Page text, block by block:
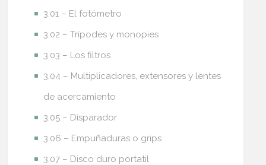
3.01 – El fotómetro
3.02 – Trípodes y monopies
3.03 – Los filtros
3.04 – Multiplicadores, extensores y lentes
de acercamiento
3.05 – Disparador
3.06 – Empuñaduras o grips
3.07 – Disco duro portatil